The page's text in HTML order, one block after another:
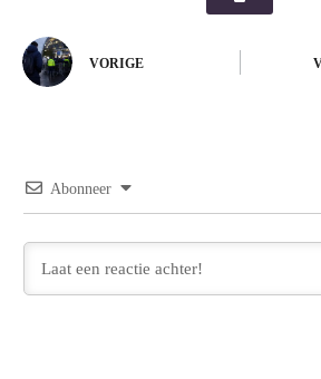
VORIGE
Abonneer